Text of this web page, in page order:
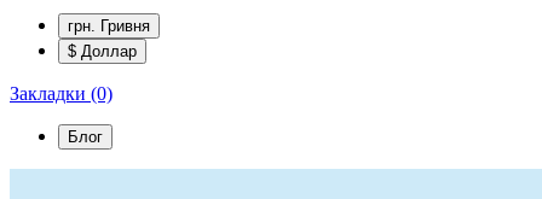
грн. Гривня
$ Доллар
Закладки (0)
Блог